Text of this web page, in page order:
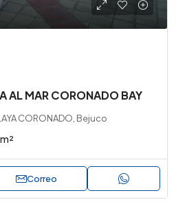
AL MAR CORONADO BAY
CORONADO, Bejuco
m²
Correo